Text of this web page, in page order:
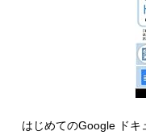
はじめてのGoogle ドキ